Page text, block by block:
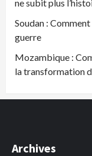
ne subit plus
Soudan :
guerre
Mozambique :
la transformation
Archives